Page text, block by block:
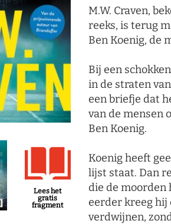
Lees het
gratis
fragment
M.W. Craven,
reeks, is terug
Ben Koenig, de
Bij een
in de straten
een briefje dat
van de mensen
Ben Koenig.
Koenig heeft
lijst staat. Dan
die de moorden
eerder kreeg hij
verdwijnen,